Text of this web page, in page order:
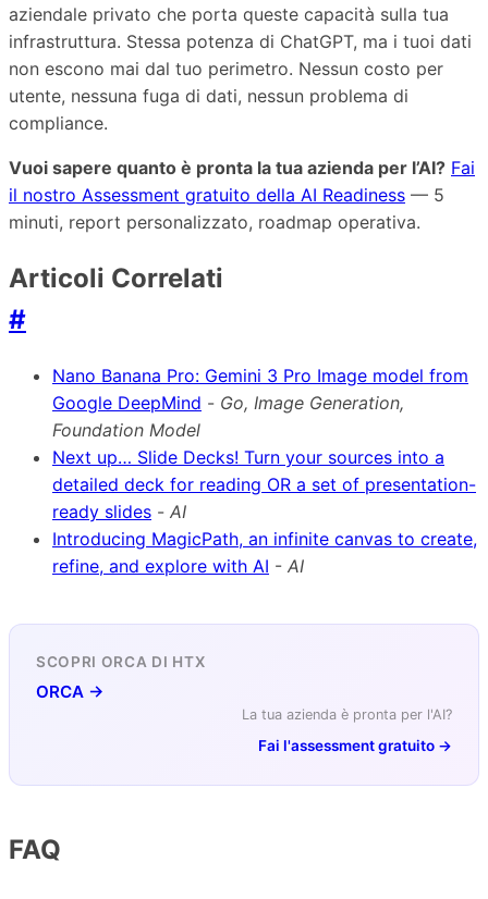
aziendale privato che porta queste capacità sulla tua
infrastruttura. Stessa potenza di ChatGPT, ma i tuoi dati
non escono mai dal tuo perimetro. Nessun costo per
utente, nessuna fuga di dati, nessun problema di
compliance.
Vuoi sapere quanto è pronta la tua azienda per l’AI? Fai
il nostro Assessment gratuito della AI Readiness — 5
minuti, report personalizzato, roadmap operativa.
Articoli Correlati
#
Nano Banana Pro: Gemini 3 Pro Image model from
Google DeepMind - Go, Image Generation,
Foundation Model
Next up… Slide Decks! Turn your sources into a
detailed deck for reading OR a set of presentation-
ready slides - AI
Introducing MagicPath, an infinite canvas to create,
refine, and explore with AI - AI
SCOPRI ORCA DI HTX
ORCA →
La tua azienda è pronta per l'AI?
Fai l'assessment gratuito →
FAQ